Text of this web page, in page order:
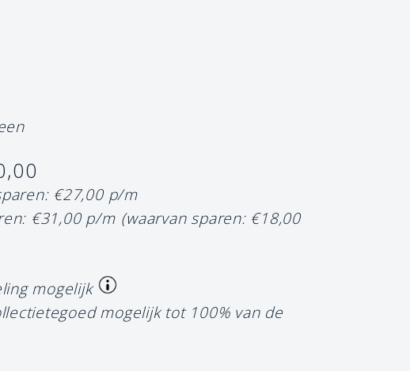
€27,00 p/m
€31,00 p/m (waarvan sparen: €18,00
mogelijk
mogelijk tot 100% van de